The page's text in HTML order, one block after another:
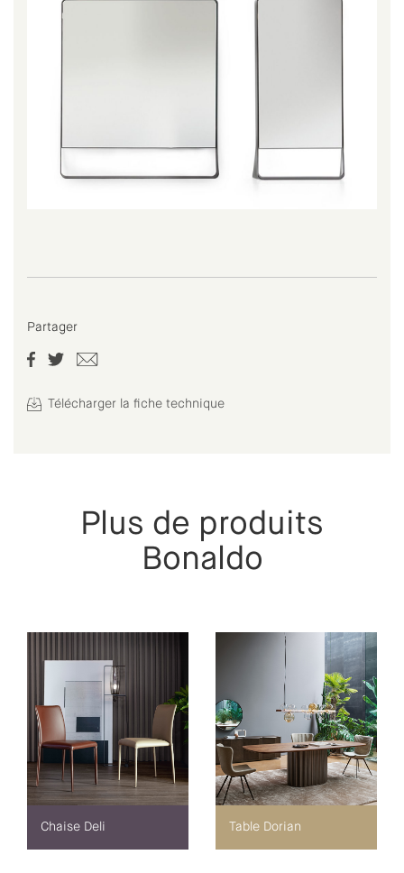
Partager
Télécharger la fiche technique
Plus de produits
Bonaldo
Chaise Deli Table Dorian